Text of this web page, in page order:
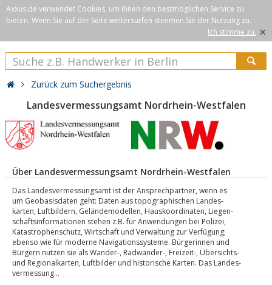
Axxus.de verwendet Cookies, um Ihnen den bestmöglichen Service zu
bieten. Wenn Sie auf der Seite weitersurfen stimmen Sie der Nutzung zu.
Ich stimme zu. ×
Zurück zum Suchergebnis
Landesvermessungsamt Nordrhein-Westfalen
Über Landesvermessungsamt Nordrhein-Westfalen
Das Landesvermessungsamt ist der Ansprechpartner, wenn es
um Geobasisdaten geht: Daten aus topographischen Landes-
karten, Luftbildern, Geländemodellen, Hauskoordinaten, Liegen-
schaftsinformationen stehen z.B. für Anwendungen bei Polizei,
Katastrophenschutz, Wirtschaft und Verwaltung zur Verfügung;
ebenso wie für moderne Navigationssysteme. Bürgerinnen und
Bürgern nutzen sie als Wander-, Radwander-, Freizeit-, Übersichts-
und Regionalkarten, Luftbilder und historische Karten. Das Landes-
vermessung...